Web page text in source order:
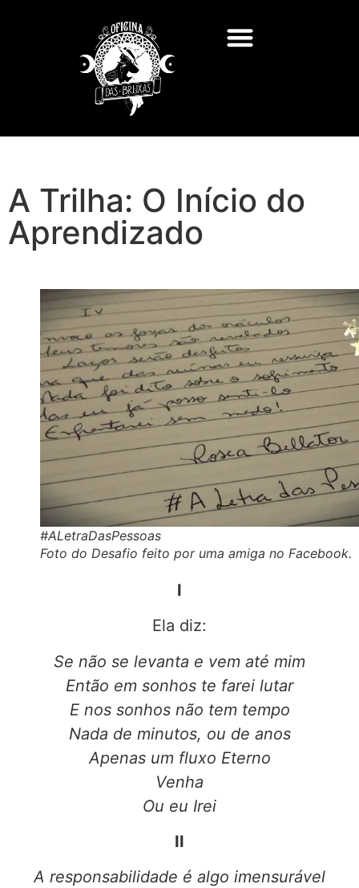
A Trilha: O Início do
Aprendizado
#ALetraDasPessoas
Foto do Desafio feito por uma amiga no Facebook.
I
Ela diz:
Se não se levanta e vem até mim
Então em sonhos te farei lutar
E nos sonhos não tem tempo
Nada de minutos, ou de anos
Apenas um fluxo Eterno
Venha
Ou eu Irei
II
A responsabilidade é algo imensurável